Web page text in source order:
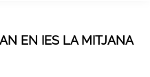
EN IES LA MITJANA